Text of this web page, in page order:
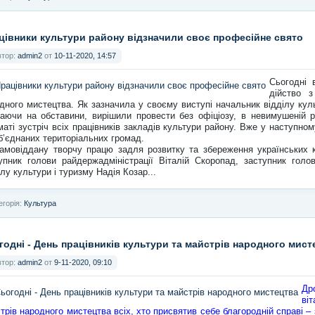
культури району відзначили своє професійне свято
admin2 от 10-11-2020, 14:57
Сьогодні
дійство
мистецтва. Як зазначила у своєму виступі начальник відділу
на обставини, вирішили провести без офіціозу, в
зустріч всіх працівників закладів культури району. Вже у
територіальних громад.
творчу працю задля розвитку та збереження українських
голови райдержадміністрації Віталій Скоропад, заступник
культури і туризму Надія Козар...
Культура
- День працівників культури та майстрів народного
admin2 от 9-11-2020, 09:10
народного мистецтва всіх, хто присвятив себе благородній справі –